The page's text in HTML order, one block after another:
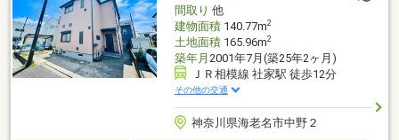
間取り 他
建物面積140.77m2
土地面積165.96m2
築年月 2001年7月(築25年2ヶ月)
ＪＲ相模線 社家駅 徒歩12分
その他の交通
神奈川県海老名市中野２